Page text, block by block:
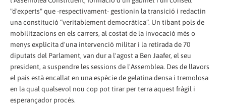
"d'experts" que -respectivament- gestionin la transició i redactin
una constitució “veritablement democràtica”. Un tibant pols de
mobilitzacions en els carrers, al costat de la invocació més o
menys explícita d'una intervenció militar i la retirada de 70
diputats del Parlament, van dur a l'agost a Ben Jaafer, el seu
president, a suspendre les sessions de l'Assemblea. Des de llavors
el país està encallat en una espècie de gelatina densa i tremolosa
en la qual qualsevol nou cop pot tirar per terra aquest fràgil i
esperançador procés.